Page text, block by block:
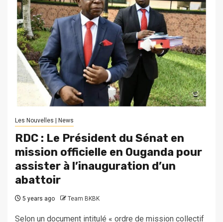
Les Nouvelles | News
RDC : Le Président du Sénat en
mission officielle en Ouganda pour
assister à l’inauguration d’un
abattoir
5 years ago Team BKBK
Selon un document intitulé « ordre de mission collectif